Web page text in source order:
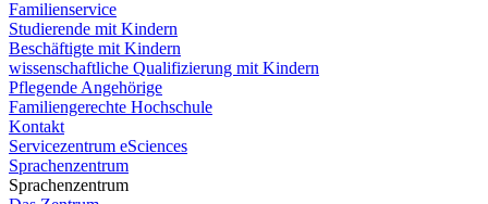
Familienservice
Studierende mit Kindern
Beschäftigte mit Kindern
wissenschaftliche Qualifizierung mit Kindern
Pflegende Angehörige
Familiengerechte Hochschule
Kontakt
Servicezentrum eSciences
Sprachenzentrum
Sprachenzentrum